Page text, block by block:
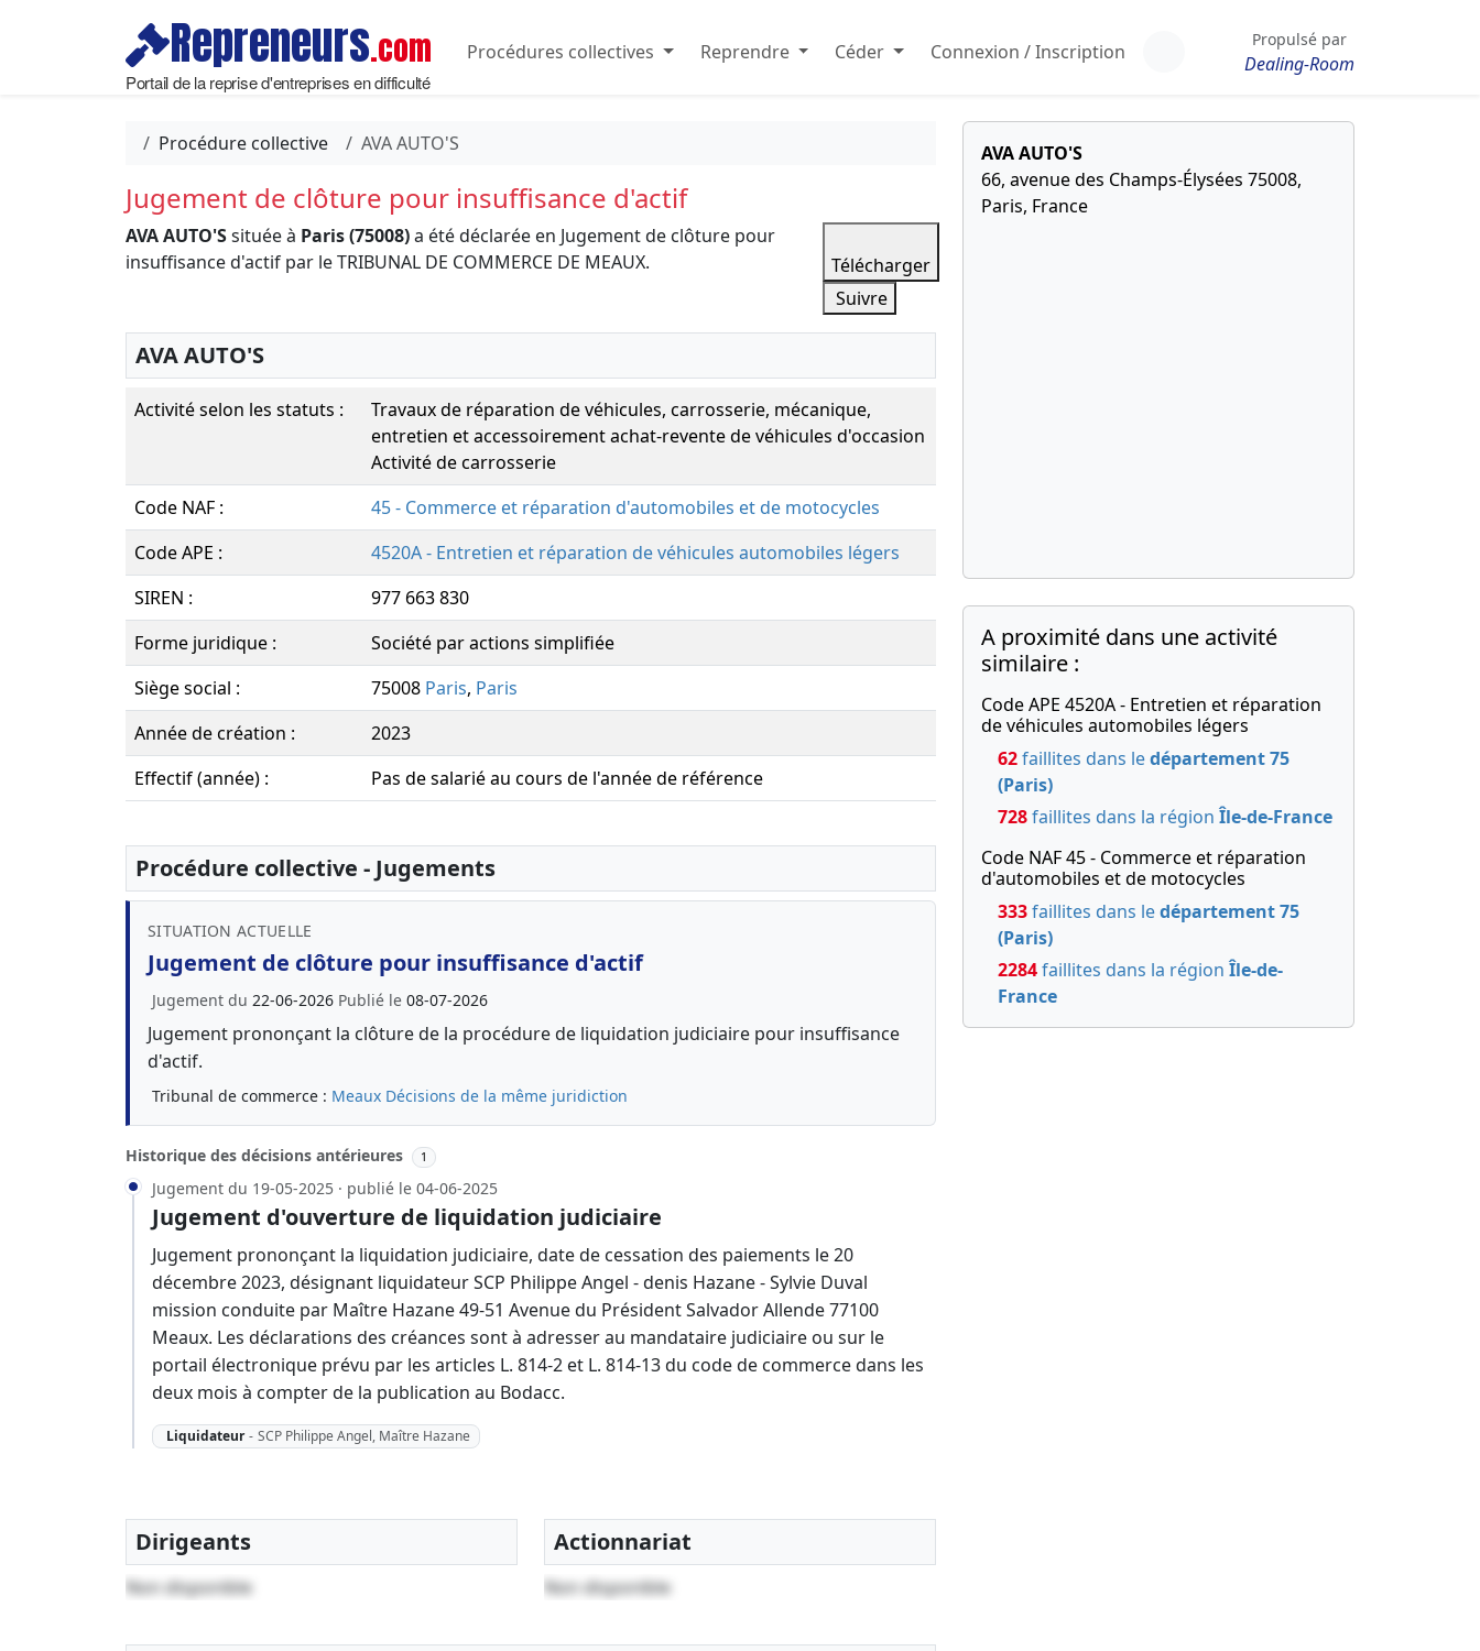
Repreneurs.com
Portail de la reprise d'entreprises en difficulté
Procédures collectives Reprendre Céder Connexion / Inscription
Propulsé par
Dealing-Room
Procédure collective AVA AUTO'S
Jugement de clôture pour insuffisance d'actif
AVA AUTO'Ssituée à Paris (75008)a été déclarée en Jugement de clôture pour
insuffisance d'actif par le TRIBUNAL DE COMMERCE DE MEAUX.
Télécharger
Suivre
AVA AUTO'S
Activité selon les statuts :
Travaux de réparation de véhicules, carrosserie, mécanique,
entretien et accessoirement achat-revente de véhicules d'occasion
Activité de carrosserie
Code NAF :
45 - Commerce et réparation d'automobiles et de motocycles
Code APE :
4520A - Entretien et réparation de véhicules automobiles légers
SIREN :
977 663 830
Forme juridique :
Société par actions simplifiée
Siège social :
75008 Paris, Paris
Année de création :
2023
Effectif (année) :
Pas de salarié au cours de l'année de référence
Procédure collective - Jugements
SITUATION ACTUELLE
Jugement de clôture pour insuffisance d'actif
Jugement du 22-06-2026 Publié le 08-07-2026
Jugement prononçant la clôture de la procédure de liquidation judiciaire pour insuffisance
d'actif.
Tribunal de commerce : Meaux Décisions de la même juridiction
Historique des décisions antérieures 1
Jugement du 19-05-2025 · publié le 04-06-2025
Jugement d'ouverture de liquidation judiciaire
Jugement prononçant la liquidation judiciaire, date de cessation des paiements le 20
décembre 2023, désignant liquidateur SCP Philippe Angel - denis Hazane - Sylvie Duval
mission conduite par Maître Hazane 49-51 Avenue du Président Salvador Allende 77100
Meaux. Les déclarations des créances sont à adresser au mandataire judiciaire ou sur le
portail électronique prévu par les articles L. 814-2 et L. 814-13 du code de commerce dans les
deux mois à compter de la publication au Bodacc.
Liquidateur - SCP Philippe Angel, Maître Hazane
Dirigeants
Non disponible
Actionnariat
Non disponible
AVA AUTO'S
66, avenue des Champs-Élysées 75008,
Paris, France
A proximité dans une activité
similaire :
Code APE 4520A - Entretien et réparation
de véhicules automobiles légers
62faillites dans ledépartement 75
(Paris)
728faillites dans la région Île-de-France
Code NAF 45 - Commerce et réparation
d'automobiles et de motocycles
333faillites dans ledépartement 75
(Paris)
2284faillites dans la région Île-de-
France